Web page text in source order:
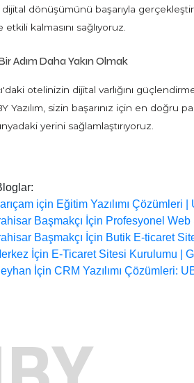
dönüşümünü başarıyla
kalmasını sağlıyoruz.
Adım Daha Yakın Olmak
otelinizin dijital varlığını
Yazılım, sizin başarınız için en
yerini sağlamlaştırıyoruz.
için Eğitim Yazılımı Çözümleri |
Başmakçı İçin Profesyonel Web
Başmakçı İçin Butik E-ticaret
İçin E-Ticaret Sitesi Kurulumu |
İçin CRM Yazılımı Çözümleri: